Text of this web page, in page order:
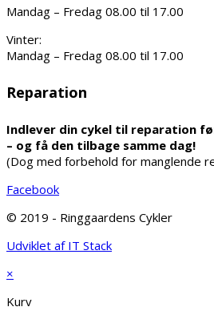
Mandag – Fredag 08.00 til 17.00
Vinter:
Mandag – Fredag 08.00 til 17.00
Reparation
Indlever din cykel til reparation
– og få den tilbage samme dag!
(Dog med forbehold for manglende
Facebook
© 2019 - Ringgaardens Cykler
Udviklet af IT Stack
×
Kurv